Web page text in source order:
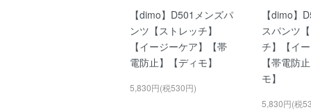
【dimo】D501メンズパ
ンツ【ストレッチ】
【イージーケア】【帯
電防止】【ディモ】
5,830円(税530円)
【dimo】
スパンツ
チ】【イ
【帯電防
モ】
5,830円(税